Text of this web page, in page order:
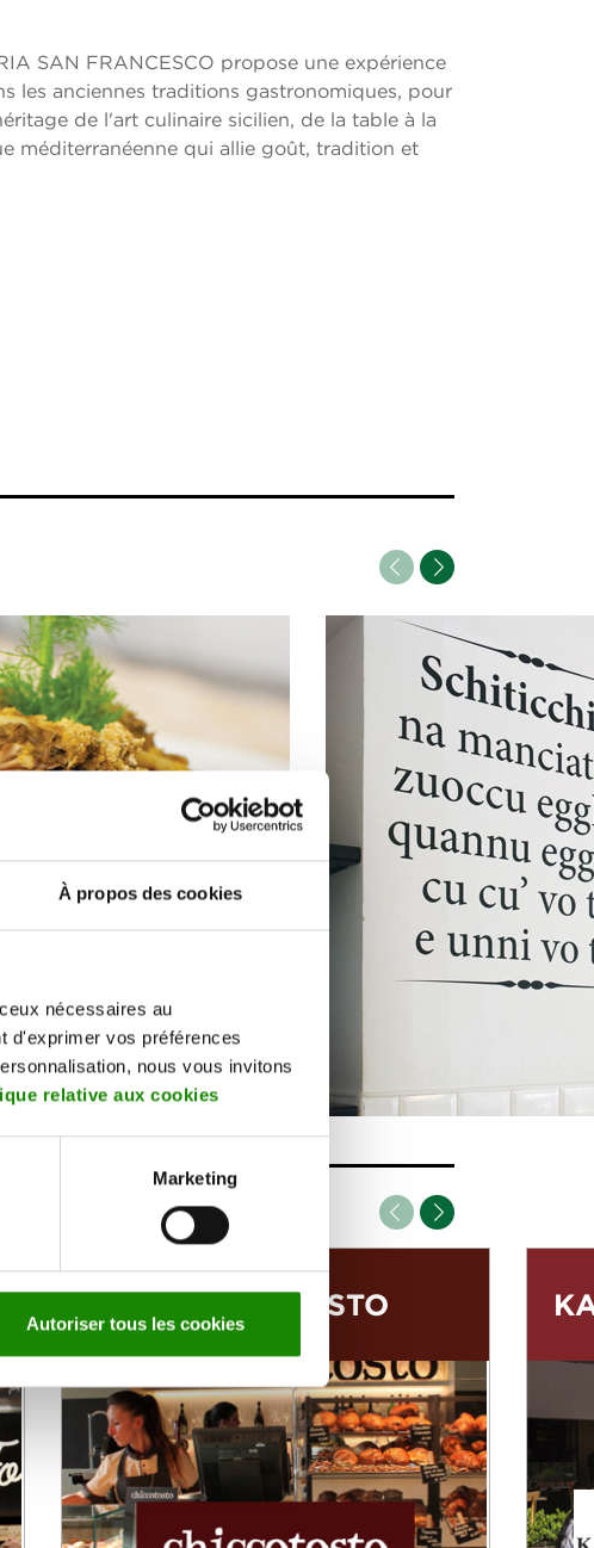
À propos des cookies
nécessaires au
d'exprimer vos préférences
nous vous invitons
relative aux cookies
Marketing
Autoriser tous les cookies
SAN FRANCESCO propose une expérience
les anciennes traditions gastronomiques, pour
de l'art culinaire sicilien, de la table à la
méditerranéenne qui allie goût, tradition et
CHICCOTOSTO